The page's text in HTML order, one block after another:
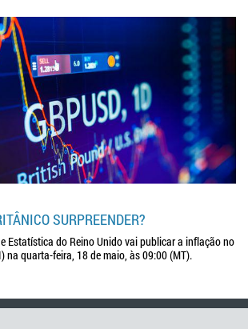
SURPREENDER?
Estatística do Reino Unido vai publicar a inflação no
na quarta-feira, 18 de maio, às 09:00 (MT).